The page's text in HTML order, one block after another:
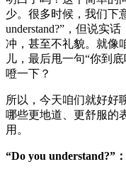
少。很多时候，我们下
understand?”，但说实
冲，甚至不礼貌。就像
儿，最后甩一句“你到
噔一下？
所以，今天咱们就好好
哪些更地道、更舒服的
用。
“Do you understand?”